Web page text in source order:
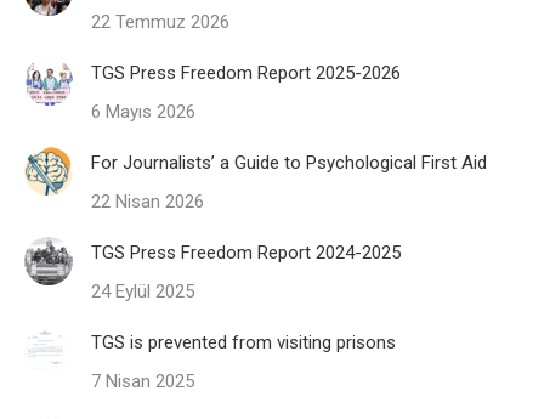
22 Temmuz 2026
TGS Press Freedom Report 2025-2026
6 Mayıs 2026
For Journalists’ a Guide to Psychological First Aid
22 Nisan 2026
TGS Press Freedom Report 2024-2025
24 Eylül 2025
TGS is prevented from visiting prisons
7 Nisan 2025